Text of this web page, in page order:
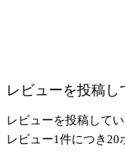
レビューを投稿し
レビューを投稿して
レビュー1件につき20